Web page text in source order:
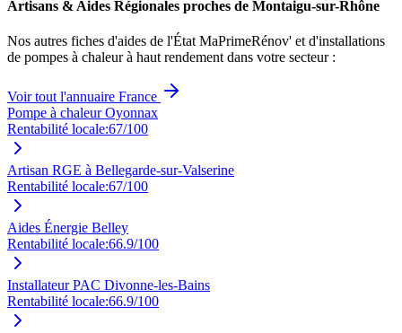
Artisans & Aides Régionales proches de Montaigu-sur-Rhône
Nos autres fiches d'aides de l'État MaPrimeRénov' et d'installations
de pompes à chaleur à haut rendement dans votre secteur :
Voir tout l'annuaire France
Pompe à chaleur Oyonnax
Rentabilité locale:67/100
Artisan RGE à Bellegarde-sur-Valserine
Rentabilité locale:67/100
Aides Énergie Belley
Rentabilité locale:66.9/100
Installateur PAC Divonne-les-Bains
Rentabilité locale:66.9/100